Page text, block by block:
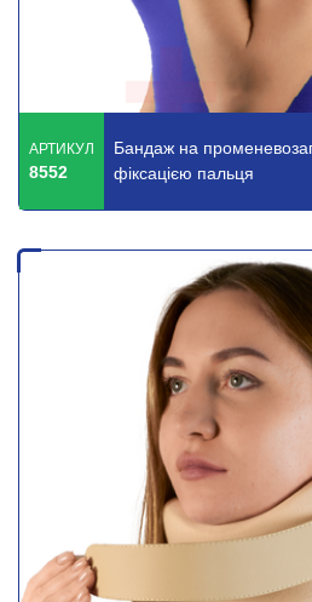
АРТИКУЛ
8552
Бандаж на
фіксацією пальця